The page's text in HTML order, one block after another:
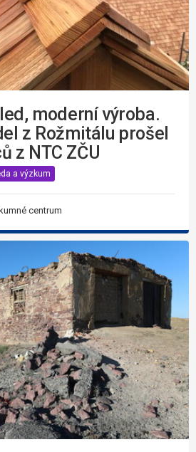
moderní výroba.
z Rožmitálu prošel
z NTC ZČU
a výzkum
centrum